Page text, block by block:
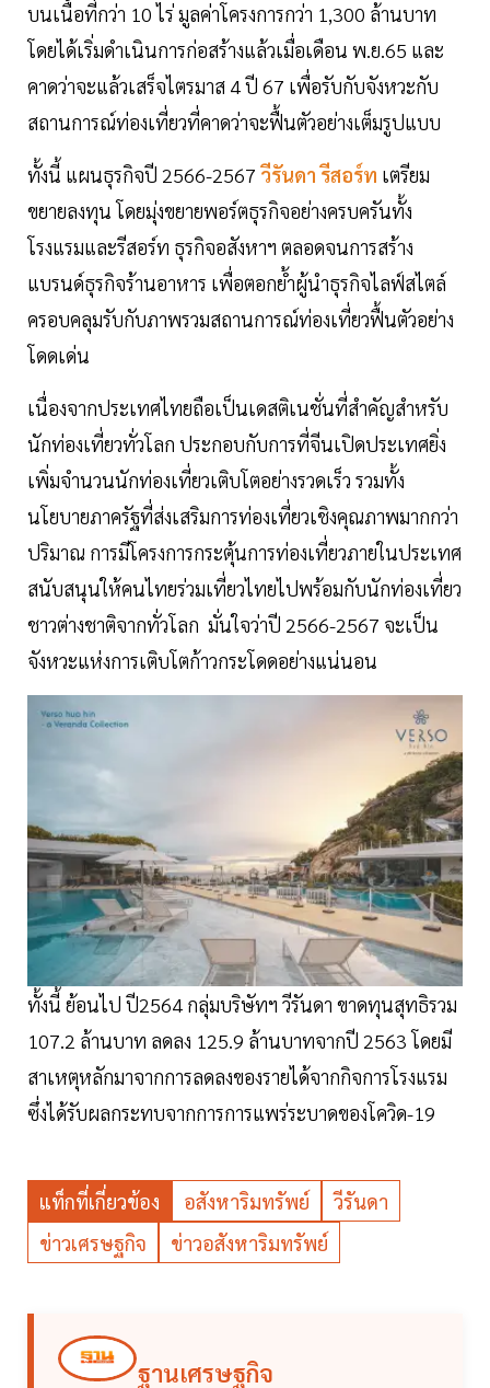
บนเนื้อที่กว่า 10 ไร่ มูลค่าโครงการกว่า 1,300 ล้านบาท
โดยได้เริ่มดำเนินการก่อสร้างแล้วเมื่อเดือน พ.ย.65 และ
คาดว่าจะแล้วเสร็จไตรมาส 4 ปี 67 เพื่อรับกับจังหวะกับ
สถานการณ์ท่องเที่ยวที่คาดว่าจะฟื้นตัวอย่างเต็มรูปแบบ
ทั้งนี้ แผนธุรกิจปี 2566-2567 วีรันดา รีสอร์ท เตรียม
ขยายลงทุน โดยมุ่งขยายพอร์ตธุรกิจอย่างครบครันทั้ง
โรงแรมและรีสอร์ท ธุรกิจอสังหาฯ ตลอดจนการสร้าง
แบรนด์ธุรกิจร้านอาหาร เพื่อตอกย้ำผู้นำธุรกิจไลฟ์สไตล์
ครอบคลุมรับกับภาพรวมสถานการณ์ท่องเที่ยวฟื้นตัวอย่าง
โดดเด่น
เนื่องจากประเทศไทยถือเป็นเดสติเนชั่นที่สำคัญสำหรับ
นักท่องเที่ยวทั่วโลก ประกอบกับการที่จีนเปิดประเทศยิ่ง
เพิ่มจำนวนนักท่องเที่ยวเติบโตอย่างรวดเร็ว รวมทั้ง
นโยบายภาครัฐที่ส่งเสริมการท่องเที่ยวเชิงคุณภาพมากกว่า
ปริมาณ การมีโครงการกระตุ้นการท่องเที่ยวภายในประเทศ
สนับสนุนให้คนไทยร่วมเที่ยวไทยไปพร้อมกับนักท่องเที่ยว
ชาวต่างชาติจากทั่วโลก มั่นใจว่าปี 2566-2567 จะเป็น
จังหวะแห่งการเติบโตก้าวกระโดดอย่างแน่นอน
ทั้งนี้ ย้อนไป ปี2564 กลุ่มบริษัทฯ วีรันดา ขาดทุนสุทธิรวม
107.2 ล้านบาท ลดลง 125.9 ล้านบาทจากปี 2563 โดยมี
สาเหตุหลักมาจากการลดลงของรายได้จากกิจการโรงแรม
ซึ่งได้รับผลกระทบจากการการแพร่ระบาดของโควิด-19
แท็กที่เกี่ยวข้อง อสังหาริมทรัพย์
วีรันดา
ข่าวเศรษฐกิจ
ข่าวอสังหาริมทรัพย์
ฐานเศรษฐกิจ